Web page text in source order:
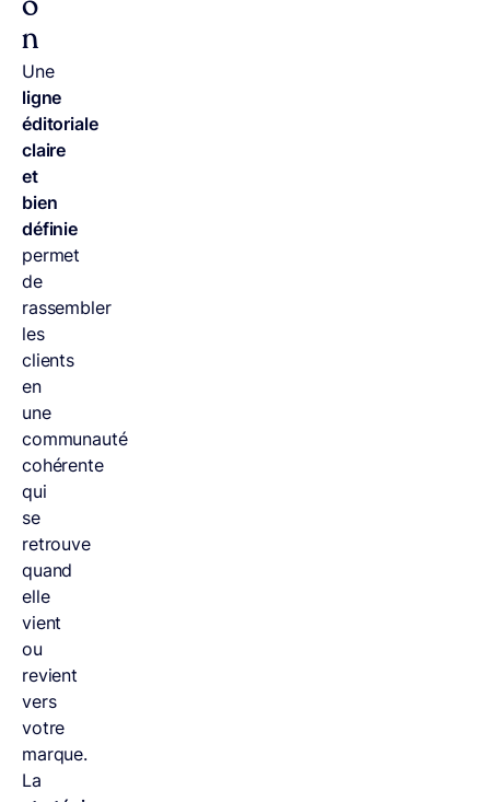
o
n
Une
ligne
éditoriale
claire
et
bien
définie
permet
de
rassembler
les
clients
en
une
communauté
cohérente
qui
se
retrouve
quand
elle
vient
ou
revient
vers
votre
marque.
La